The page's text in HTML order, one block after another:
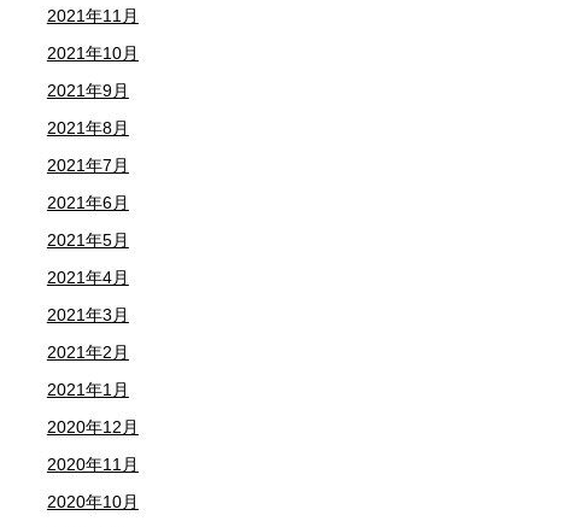
2021年11月
2021年10月
2021年9月
2021年8月
2021年7月
2021年6月
2021年5月
2021年4月
2021年3月
2021年2月
2021年1月
2020年12月
2020年11月
2020年10月